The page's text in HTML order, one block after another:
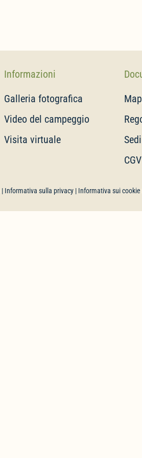
Informazioni
Galleria fotografica
Video del campeggio
Visita virtuale
| Informativa sulla privacy| Informativa sui cookie